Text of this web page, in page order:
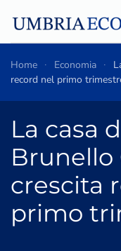
Skip to main
Home Economia
record nel primo
La casa
Brunello
crescita
primo